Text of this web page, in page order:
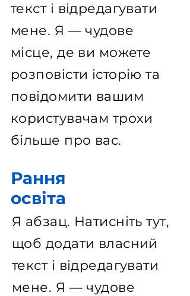
текст і відредагувати
мене. Я — чудове
місце, де ви можете
розповісти історію та
повідомити вашим
користувачам трохи
більше про вас.
Рання
освіта
Я абзац. Натисніть тут,
щоб додати власний
текст і відредагувати
мене. Я — чудове